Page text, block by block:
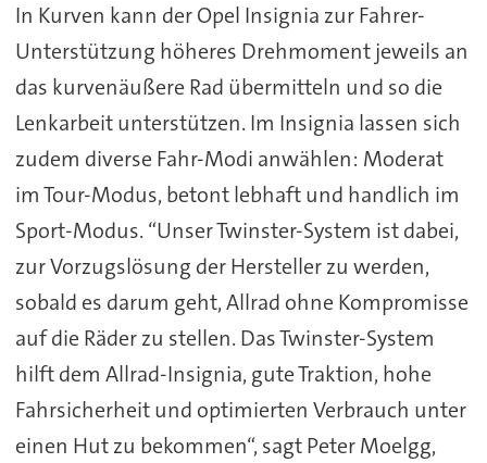
In Kurven kann der Opel Insignia zur Fahrer-
Unterstützung höheres Drehmoment jeweils an
das kurvenäußere Rad übermitteln und so die
Lenkarbeit unterstützen. Im Insignia lassen sich
zudem diverse Fahr-Modi anwählen: Moderat
im Tour-Modus, betont lebhaft und handlich im
Sport-Modus. “Unser Twinster-System ist dabei,
zur Vorzugslösung der Hersteller zu werden,
sobald es darum geht, Allrad ohne Kompromisse
auf die Räder zu stellen. Das Twinster-System
hilft dem Allrad-Insignia, gute Traktion, hohe
Fahrsicherheit und optimierten Verbrauch unter
einen Hut zu bekommen“, sagt Peter Moelgg,